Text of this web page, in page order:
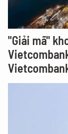
"Giải mã"